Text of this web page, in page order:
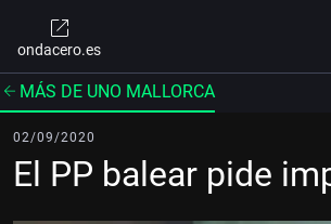
ondacero.es
MÁS DE UNO MALLORCA
02/09/2020
El PP balear pide